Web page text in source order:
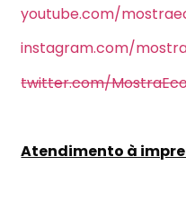
youtube.com/
instagram.com/
twitter.com/
Atendimento à